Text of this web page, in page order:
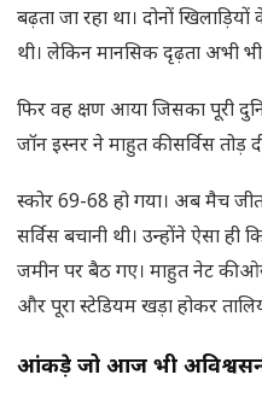
बढ़ता जा रहा था। दोनों
थी। लेकिन मानसिक दृढ़ता अभी भी
फिर वह क्षण आया जिसका पूरी
जॉन इस्नर ने माहुत की सर्विस तोड़
स्कोर 69-68 हो गया। अब मैच
सर्विस बचानी थी। उन्होंने ऐसा
जमीन पर बैठ गए। माहुत नेट की ओर
और पूरा स्टेडियम खड़ा होकर
आंकड़े जो आज भी